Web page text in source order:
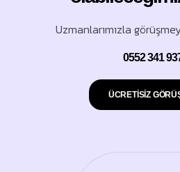
Uzmanlarımızla
0552 341
ÜCRETISİZ